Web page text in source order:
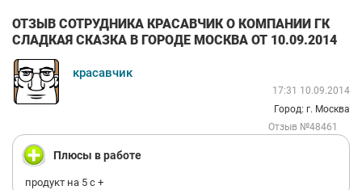
ОТЗЫВ СОТРУДНИКА КРАСАВЧИК О КОМПАНИИ ГК
СЛАДКАЯ СКАЗКА В ГОРОДЕ МОСКВА ОТ 10.09.2014
красавчик
17:31 10.09.2014
Город: г. Москва
Отзыв №48461
Плюсы в работе
продукт на 5 с +